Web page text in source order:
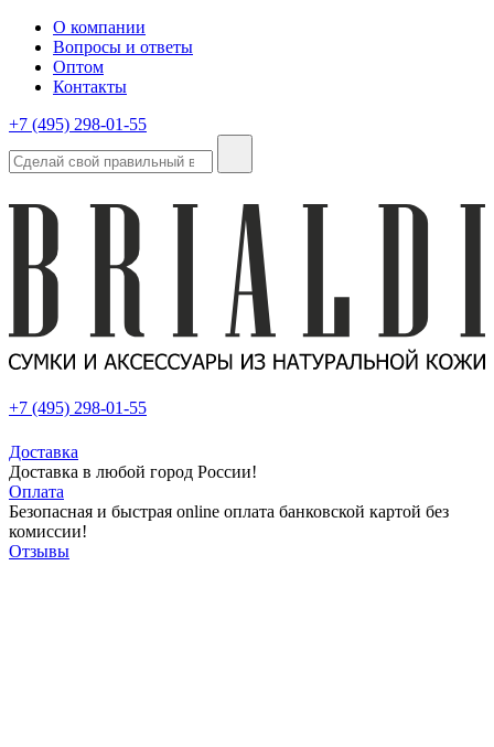
О компании
Вопросы и ответы
Оптом
Контакты
+7 (495) 298-01-55
+7 (495) 298-01-55
Доставка
Доставка в любой город России!
Оплата
Безопасная и быстрая online оплата банковской картой без
комиссии!
Отзывы